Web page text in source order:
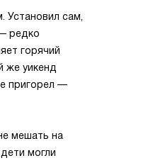
Установил сам,
редко
горячий
же уикенд
пригорел —
мешать на
могли